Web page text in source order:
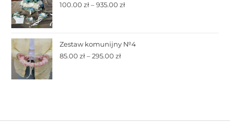
100.00zł – 935.00zł
Zestaw komunijny №4
85.00zł – 295.00zł